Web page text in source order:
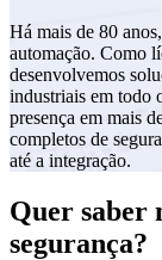
Há mais de 80
automação. Como
desenvolvemos
industriais em todo
presença em mais
completos de
até a integração.
Quer saber
segurança?